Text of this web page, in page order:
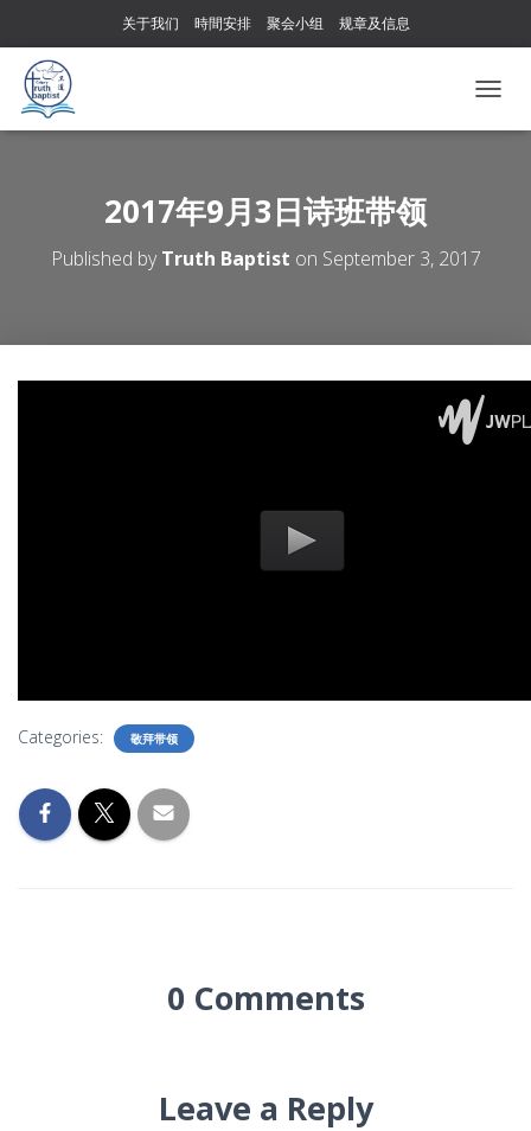
关于我们 時間安排 聚会小组 规章及信息
O
T
O
2017年9月3日诗班带领
Published byTruth Baptist on September 3, 2017
Categories: 敬拜带领
0 Comments
Leave a Reply